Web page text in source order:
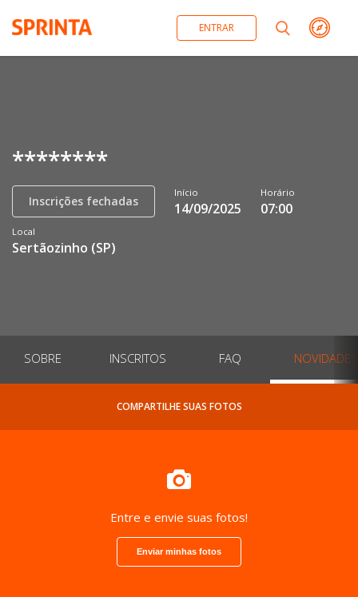
ENTRAR
********
Inscrições fechadas
Início
14/09/2025
Horário
07:00
Local
Sertãozinho (SP)
SOBRE INSCRITOS FAQ NOVIDADES
COMPARTILHE SUAS FOTOS
Entre e envie suas fotos!
Enviar minhas fotos